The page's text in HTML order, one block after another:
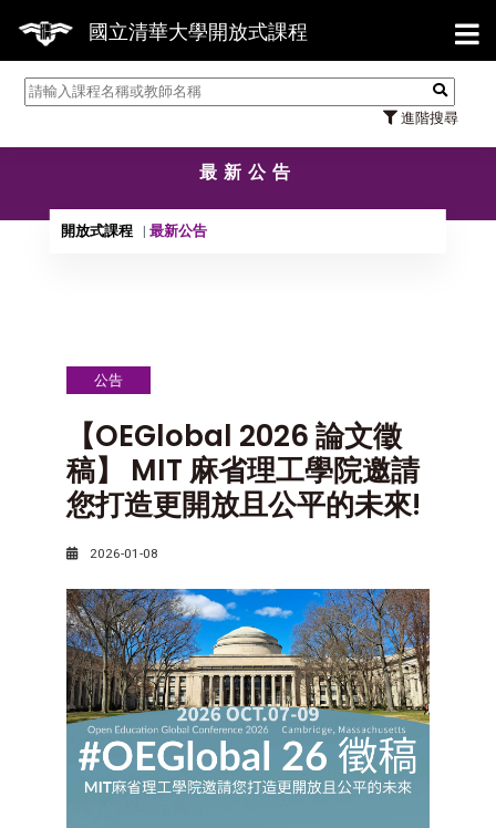
國立清華大學開放式課程
進階搜尋
【
最新公告
開放式課程 最新公告
公告
【OEGlobal 2026 論文徵
稿】 MIT 麻省理工學院邀請
您打造更開放且公平的未來!
2026-01-08